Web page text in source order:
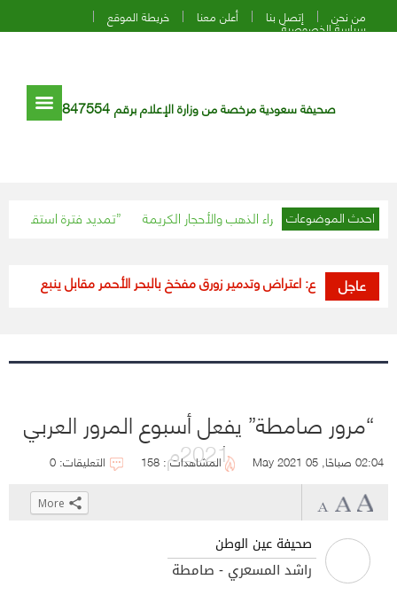
من نحن إتصل بنا أعلن معنا خريطة الموقع
سياسة الخصوصية
صحيفة سعودية مرخصة من وزارة الإعلام برقم 847554
احدث الموضوعات تمديد فترة استقبال طلبات الترشح لعضوية مجلس إدارة “أرباب الطوائف” حقوقك عند شراء الذهب والأحجار الكريمة
عاجل “الصحة”⁩ تعلن وزارة الدفاع: اعتراض وتدمير زورق مفخخ بالبحر الأحمر مقابل ينبع
“مرور صامطة” يفعل أسبوع المرور العربي
2021م 02:04 صباحًا, 05 May 2021 المشاهدات : 158 التعليقات: 0
صحيفة عين الوطن
راشد المسعري - صامطة
Click
More